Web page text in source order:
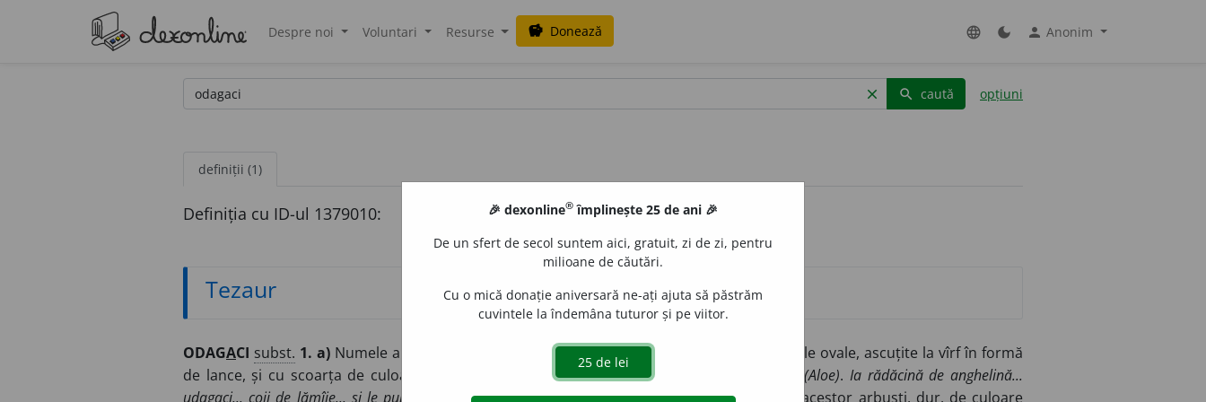
Despre noi Voluntari Resurse savings Donează language dark_mode person Anonim
clear search caută opțiuni
definiții (1)
Definiția cu ID-ul 1379010:
Tezaur
ODAGACI subst. 1. a)Numele a doi arbuști exotici cu ramurile brune și păroase, cu frunzele ovale, ascuțite la vîrf în formă
de lance, și cu scoarța de culoare albă-cenușie
(Croton eluteria, Croton cascarilla) (Aloe).Ia rădăcină de anghelină...
udagaci... coji de lămîie... și le pune într-un săculeț de pînză(a.1749).GCR II, 45/16. ♦ Lemnul acestor arbuști, dur, de culoare
🎉 dexonline® împlinește 25 de ani 🎉
De un sfert de secol suntem aici, gratuit, zi de zi, pentru
milioane de căutări.
Cu o mică donație aniversară ne-ați ajuta să păstrăm
cuvintele la îndemâna tuturor și pe viitor.